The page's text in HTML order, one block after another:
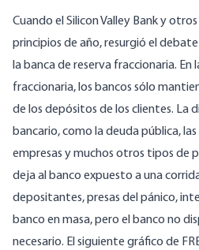
Cuando el Silicon Valley Bank y
principios de año, resurgió el
la banca de reserva fraccionaria. En
fraccionaria, los bancos sólo
de los depósitos de los clientes. La
bancario, como la deuda pública,
empresas y muchos otros tipos de
deja al banco expuesto a una
depositantes, presas del pánico,
banco en masa, pero el banco no
necesario. El siguiente gráfico de